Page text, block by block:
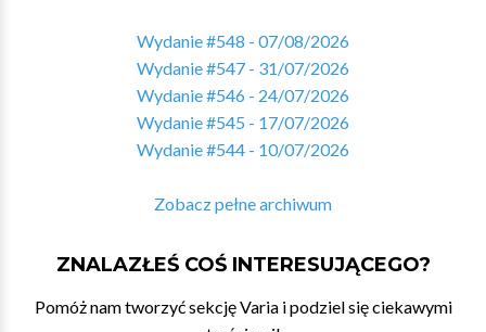
Wydanie #548 - 07/08/2026
Wydanie #547 - 31/07/2026
Wydanie #546 - 24/07/2026
Wydanie #545 - 17/07/2026
Wydanie #544 - 10/07/2026
Zobacz pełne archiwum
ZNALAZŁEŚ COŚ INTERESUJĄCEGO?
Pomóż nam tworzyć sekcję Varia i podziel się ciekawymi